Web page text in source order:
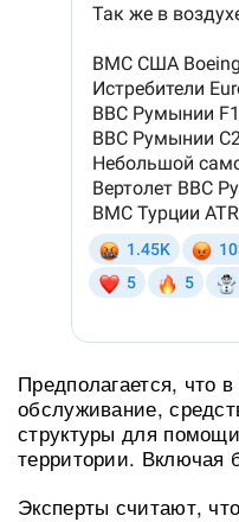
Предполагается,
обслуживание,
структуры для
территории. Включая
Эксперты считают,